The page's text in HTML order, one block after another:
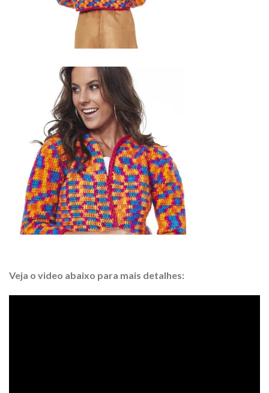
Veja o video abaixo para mais detalhes: